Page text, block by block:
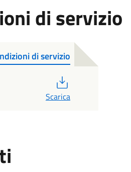
di servizio
di servizio
Scarica